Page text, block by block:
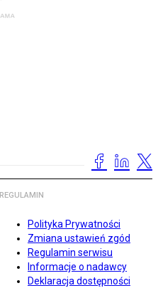
REGULAMIN
Polityka Prywatności
Zmiana ustawień zgód
Regulamin serwisu
Informacje o nadawcy
Deklaracja dostępności